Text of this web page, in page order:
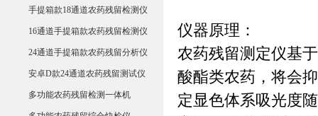
手提箱款18通道农药残留检测仪
16通道手提箱款农药残留检测仪
24通道手提箱款农药残留分析仪
安卓D款24通道农药残留测试仪
多功能农药残留检测一体机
仪器原理：
农药残留测定仪基
酸酯类农药，将会
定显色体系吸光度